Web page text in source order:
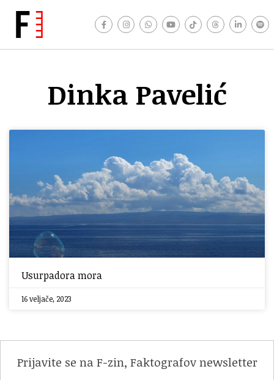
Dinka Pavelić
Usurpadora mora
16 veljače, 2023
Prijavite se na F-zin, Faktografov newsletter